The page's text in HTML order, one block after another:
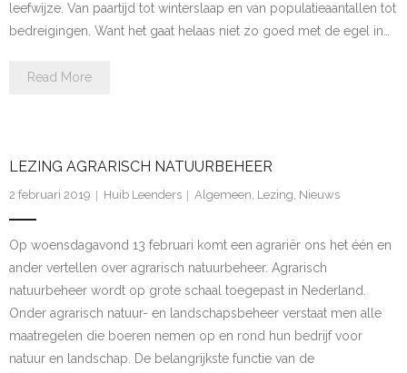
- Activiteitencommissie
- Bescherming
- - Foto van de maand
- Nestgelegenheid
- Tellingen
- - Tuinvogeltelling 2025/2026
leefwijze. Van paartijd tot winterslaap en van populatieaantallen tot
bedreigingen. Want het gaat helaas niet zo goed met de egel in…
Read More
LEZING AGRARISCH NATUURBEHEER
2 februari 2019 Huib Leenders Algemeen, Lezing, Nieuws
Op woensdagavond 13 februari komt een agrariër ons het één en
ander vertellen over agrarisch natuurbeheer. Agrarisch
natuurbeheer wordt op grote schaal toegepast in Nederland.
Onder agrarisch natuur- en landschapsbeheer verstaat men alle
maatregelen die boeren nemen op en rond hun bedrijf voor
natuur en landschap. De belangrijkste functie van de